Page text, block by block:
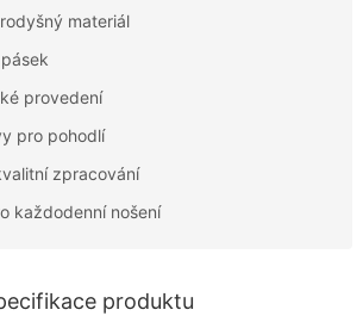
materiál
provedení
pro pohodlí
zpracování
každodenní nošení
produktu